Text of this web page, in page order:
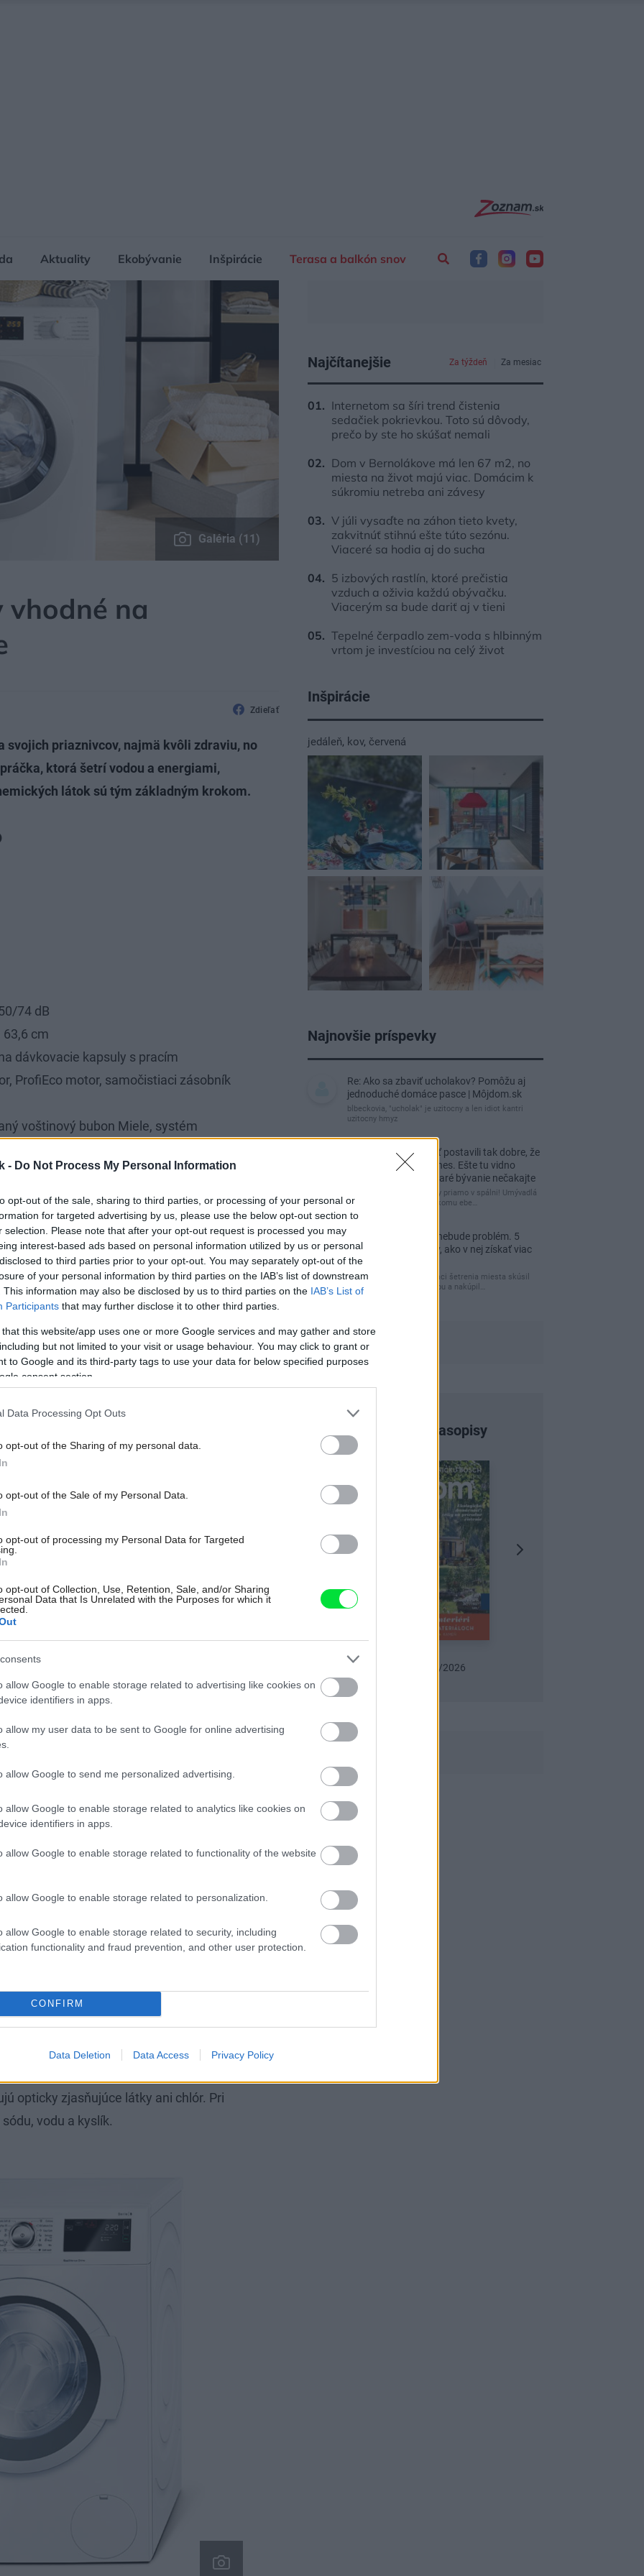
- Do Not Process My Personal Information
opt-out of the sale, sharing to third parties, or processing of your personal or
for targeted advertising by us, please use the below opt-out section to
selection. Please note that after your opt-out request is processed you may
interest-based ads based on personal information utilized by us or personal
to third parties prior to your opt-out. You may separately opt-out of the
of your personal information by third parties on the IAB’s list of downstream
This information may also be disclosed by us to third parties on the IAB’s List of
Participants that may further disclose it to other third parties.
that this website/app uses one or more Google services and may gather and store
but not limited to your visit or usage behaviour. You may click to grant or
to Google and its third-party tags to use your data for below specified purposes
consent section.
Data Processing Opt Outs
opt-out of the Sharing of my personal data.
opt-out of the Sale of my Personal Data.
opt-out of processing my Personal Data for Targeted
opt-out of Collection, Use, Retention, Sale, and/or Sharing
Data that Is Unrelated with the Purposes for which it
allow Google to enable storage related to advertising like cookies on
identifiers in apps.
allow my user data to be sent to Google for online advertising
allow Google to send me personalized advertising.
allow Google to enable storage related to analytics like cookies on
identifiers in apps.
allow Google to enable storage related to functionality of the website
allow Google to enable storage related to personalization.
allow Google to enable storage related to security, including
functionality and fraud prevention, and other user protection.
CONFIRM
Data Deletion Data Access Privacy Policy
Aktuality Ekobývanie Inšpirácie Terasa a balkón snov
Galéria (11)
vhodné na
Zdieľať
svojich priaznivcov, najmä kvôli zdraviu, no
ktorá šetrí vodou a energiami,
látok sú tým základným krokom.
74 dB
63,6 cm
dávkovacie kapsuly s pracím
ProfiEco motor, samočistiaci zásobník
voštinový bubon Miele, systém
testovaná životnosť na 20 rokov
ktorá šetrí vodou, energiami a dnes aj
potrebné sa pravidelne starať – čistiť ju
prostriedkov (ocot, sóda
a po vypraní bielizne nechávať dvierka
a neusadzovala sa v nej pleseň.
líši nielen pracími prostriedkami a
prania. Technika je úplne iná, a preto
ekologického prania.
v ktorej bielizeň periete. V tvrdej
prostriedky neobsahujú zložku na
je pri nižších stupňoch prania náročné.
nemožné, pretože mydlo sa vyzráža a
testovacími prúžkami na určenie
pridávame do prania zmäkčovač vody.
bielizeň stupeň znečistenia. Škvrny, ak
Znečistené miesto potierame
s citrónovým extraktom. Na
odstraňovač škvŕn na báze kyslíka. So
teplota, naopak pri nižšej je potrebné
ekologických pracích prostriedkov.
gélov, mydlových orechov, mydlových
podobne ako tie bežné. Jednou z
pracieho gélu. Ide o veľmi lacný
ako ho vyrobiť, nájdete na nasledujúcej
bieliace prostriedky na báze kyslíka –
rozjasňujú bielu farbu, majú
opticky zjasňujúce látky ani chlór. Pri
vodu a kyslík.
Najčítanejšie Za týždeň Za mesiac
Internetom sa šíri trend čistenia
sedačiek pokrievkou. Toto sú dôvody,
prečo by ste ho skúšať nemali
Dom v Bernolákove má len 67 m2, no
miesta na život majú viac. Domácim k
súkromiu netreba ani závesy
V júli vysaďte na záhon tieto kvety,
zakvitnúť stihnú ešte túto sezónu.
Viaceré sa hodia aj do sucha
5 izbových rastlín, ktoré prečistia
vzduch a oživia každú obývačku.
Viacerým sa bude dariť aj v tieni
Tepelné čerpadlo zem-voda s hlbinným
vrtom je investíciou na celý život
Inšpirácie
jedáleň, kov, červená
Najnovšie príspevky
Re: Ako sa zbaviť ucholakov? Pomôžu aj
jednoduché domáce pasce | Môjdom.sk
blbeckovia, "ucholak" je uzitocny a len idiot kantri
uzitocny hmyz
Re: Vidiecku usadlosť postavili tak dobre, že
domáceho chráni i dnes. Ešte tu vidno
kamenné múry, no staré bývanie nečakajte
čakám kedy budú wc misy priamo v spálni! Umývadlá
už sú štandardom! Tu niekomu ebe…
Re: Tesná spálňa už nebude problém. 5
praktických nápadov, ako v nej získať viac
úložného miesta
Ja som pred časom v rámci šetrenia miesta skúsil
využiť priestor pod posteľou a nakúpil…
Najnovšie časopisy
Urob si sám 6/2026